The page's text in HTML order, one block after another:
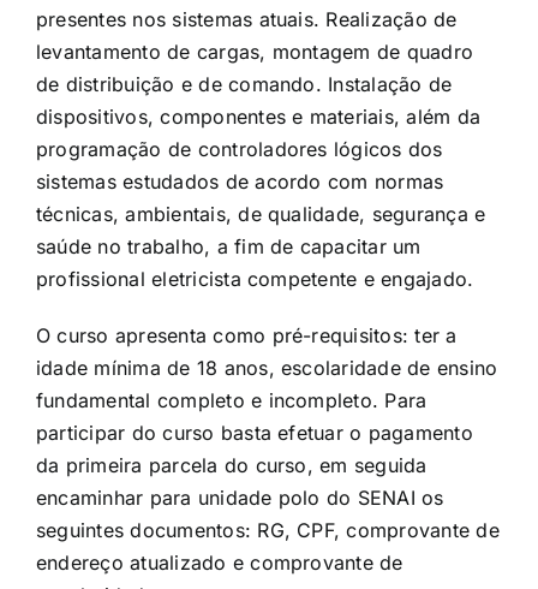
presentes nos sistemas atuais. Realização de
levantamento de cargas, montagem de quadro
de distribuição e de comando. Instalação de
dispositivos, componentes e materiais, além da
programação de controladores lógicos dos
sistemas estudados de acordo com normas
técnicas, ambientais, de qualidade, segurança e
saúde no trabalho, a fim de capacitar um
profissional eletricista competente e engajado.
O curso apresenta como pré-requisitos: ter a
idade mínima de 18 anos, escolaridade de ensino
fundamental completo e incompleto. Para
participar do curso basta efetuar o pagamento
da primeira parcela do curso, em seguida
encaminhar para unidade polo do SENAI os
seguintes documentos: RG, CPF, comprovante de
endereço atualizado e comprovante de